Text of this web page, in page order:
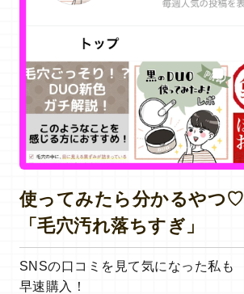
使ってみたら分かるやつ♡
「毛穴汚れ落ちすぎ」
SNSの口コミを見て気になった私も
早速購入！